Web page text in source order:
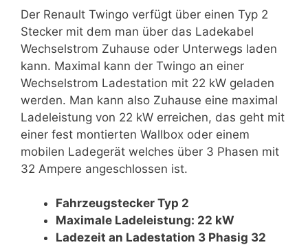
Der Renault Twingo verfügt über einen Typ 2
Stecker mit dem man über das Ladekabel
Wechselstrom Zuhause oder Unterwegs laden
kann. Maximal kann der Twingo an einer
Wechselstrom Ladestation mit 22 kW geladen
werden. Man kann also Zuhause eine maximal
Ladeleistung von 22 kW erreichen, das geht mit
einer fest montierten Wallbox oder einem
mobilen Ladegerät welches über 3 Phasen mit
32 Ampere angeschlossen ist.
Fahrzeugstecker Typ 2
Maximale Ladeleistung: 22 kW
Ladezeit an Ladestation 3 Phasig 32